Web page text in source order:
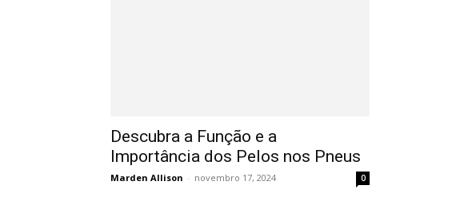
Descubra a Função e a
Importância dos Pelos nos Pneus
Marden Allison - novembro 17, 2024 0